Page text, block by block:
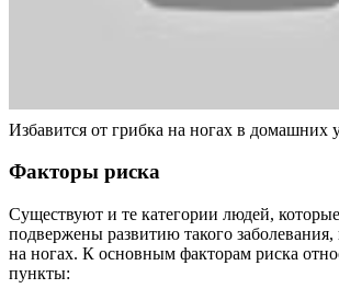
Избавится от грибка на ногах в домашних
Факторы риска
Существуют и те категории людей,
подвержены развитию такого заболевания,
на ногах. К основным факторам риска
пункты: